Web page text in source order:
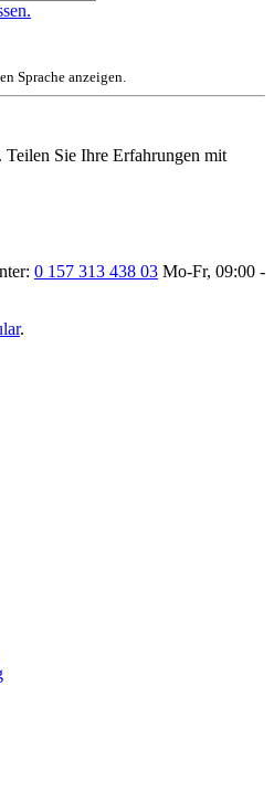
Sprache anzeigen.
Sie Ihre Erfahrungen mit
0 157 313 438 03 Mo-Fr, 09:00 -
.